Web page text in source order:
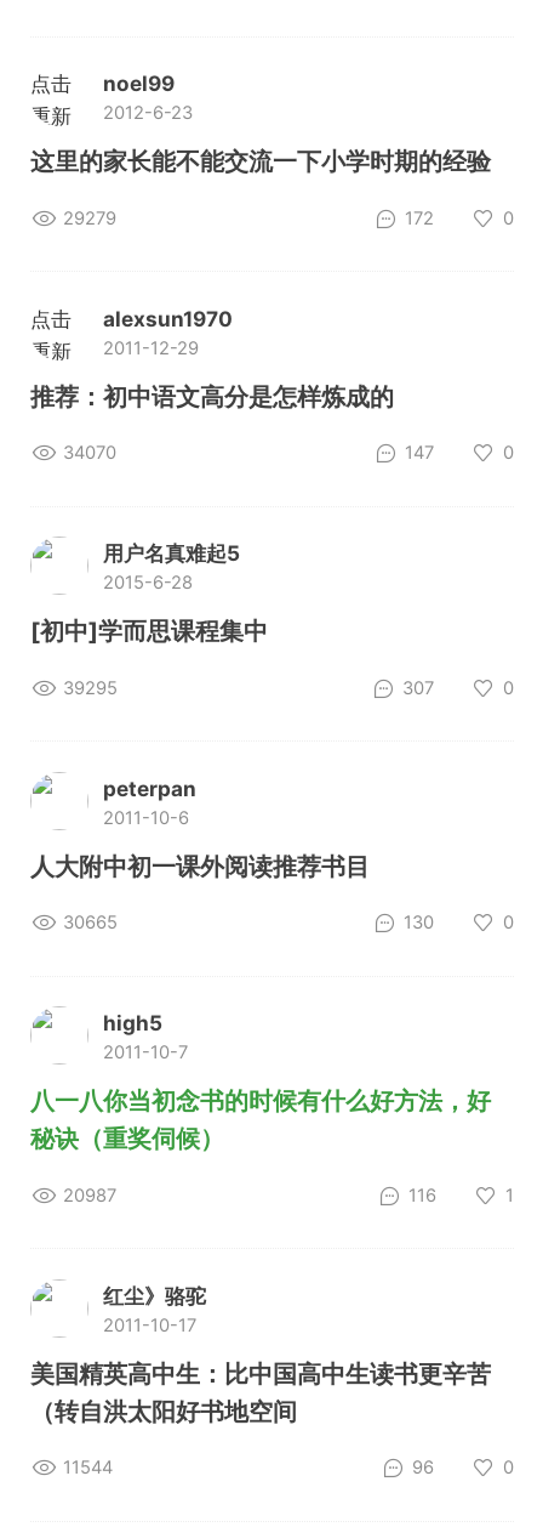
点击
重新
加载
noel99
2012-6-23
这里的家长能不能交流一下小学时期的经验
29279 172 0
点击
重新
加载
alexsun1970
2011-12-29
推荐：初中语文高分是怎样炼成的
34070 147 0
用户名真难起5
2015-6-28
[初中]学而思课程集中
39295 307 0
peterpan
2011-10-6
人大附中初一课外阅读推荐书目
30665 130 0
high5
2011-10-7
八一八你当初念书的时候有什么好方法，好
秘诀（重奖伺候）
20987 116 1
红尘》骆驼
2011-10-17
美国精英高中生：比中国高中生读书更辛苦
（转自洪太阳好书地空间
11544 96 0